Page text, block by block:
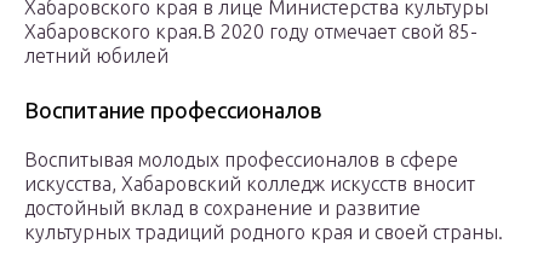
Хабаровского края в лице Министерства культуры
Хабаровского края.В 2020 году отмечает свой 85-
летний юбилей
Воспитание профессионалов
Воспитывая молодых профессионалов в сфере
искусства, Хабаровский колледж искусств вносит
достойный вклад в сохранение и развитие
культурных традиций родного края и своей страны.